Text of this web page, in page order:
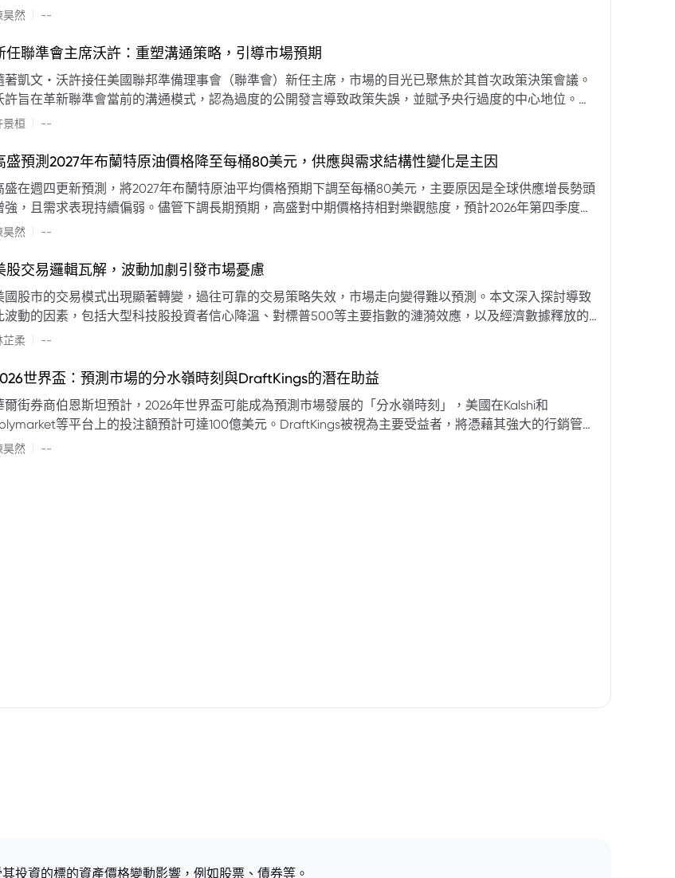
的支撐下，價格預期將持續走高。
昊然 --
任聯準會主席沃許：重塑溝通策略，引導市場預期
著凱文・沃許接任美國聯邦準備理事會（聯準會）新任主席，市場的目光已聚焦於其首次政策決策會議。
許旨在革新聯準會當前的溝通模式，認為過度的公開發言導致政策失誤，並賦予央行過度的中心地位。他
畫重塑政策預期的發布方式及其頻率，目標是減少對預期市場信號的依賴，並強化對經濟基本面的關注。
景桓 --
盛預測2027年布蘭特原油價格降至每桶80美元，供應與需求結構性變化是主因
盛在週四更新預測，將2027年布蘭特原油平均價格預期下調至每桶80美元，主要原因是全球供應增長勢頭
強，且需求表現持續偏弱。儘管下調長期預期，高盛對中期價格持相對樂觀態度，預計2026年第四季度布
特原油均價為每桶90美元。該行認為，美國、巴西、圭亞那、委內瑞拉及阿聯酋的產量提升，加上需求端
影響低於預期，二季度的全球供應缺口（每日500萬至600萬桶）因需求疲軟和市場已存在的供過於求而
受阻持續，2026年底油價可能升至每桶110美元以上，極端情況下2027年甚至可能觸及140美元。相對地，
供應快速恢復且需求進一步走弱，2026年底油價可能回落至每桶70美元左右，2027年則可能降至每桶60
元。
昊然 --
股交易邏輯瓦解，波動加劇引發市場憂慮
國股市的交易模式出現顯著轉變，過往可靠的交易策略失效，市場走向變得難以預測。本文深入探討導致
波動的因素，包括大型科技股投資者信心降溫、對標普500等主要指數的漣漪效應，以及經濟數據釋放的
盾信號。專家意見顯示，雙向交易與市場震盪加劇將成為新常態。重點摘要包括：先前「逢低買入」策略
勢做多的市場邏輯已瓦解，市場走向變得難以預測。 * **科技股信心減弱：**
著的單日反轉幅度，整體市場穩定性大幅下降。 * **經濟數據拉扯：** 經濟數據表現出韌性與聯準會緊
幣政策預期升溫之間形成拉扯，加劇市場不確定性。 * **專家預期：** 預計將持續出現板塊輪動與風格
，投資者意見分歧程度處於極高水平。 * **聚焦聯準會：** 聯準會的利率決議及後續記者會，被視為短
芷柔 --
世界盃：預測市場的分水嶺時刻與DraftKings的潛在助益
爾街券商伯恩斯坦預計，2026年世界盃可能成為預測市場發展的「分水嶺時刻」，美國在Kalshi和
等平台上的投注額預計可達100億美元。DraftKings被視為主要受益者，將憑藉其強大的行銷管
、西班牙語轉播權以及對預測市場業務的拓展，為即將到來的NFL賽季做準備。
昊然 --
投資的標的資產價格變動影響，例如股票、債券等。